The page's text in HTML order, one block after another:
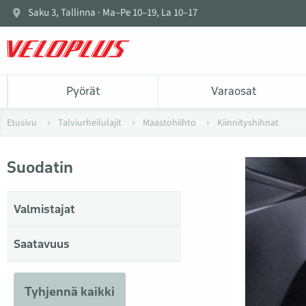
Saku 3, Tallinna · Ma–Pe 10–19, La 10–17
Pyörät Varaosat
Etusivu Talviurheilulajit Maastohiihto Kiinnityshihnat
Suodatin
Valmistajat
Saatavuus
Tyhjennä kaikki